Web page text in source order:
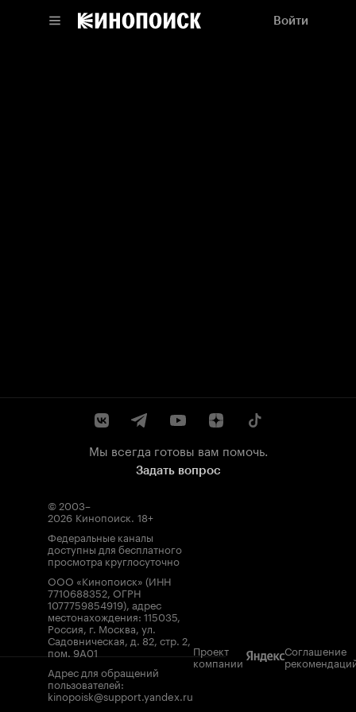
Войти
Мы всегда готовы вам помочь.
Задать вопрос
© 2003–
2026 Кинопоиск. 18+
Федеральные каналы
доступны для бесплатного
просмотра круглосуточно
ООО «Кинопоиск» (ИНН
7710688352, ОГРН
1077759854919), адрес
местонахождения: 115035,
Россия, г. Москва, ул.
Садовническая, д. 82, стр. 2,
пом. 9А01
Адрес для обращений
пользователей:
kinopoisk@support.yandex.ru
Проект
компании
Соглашение